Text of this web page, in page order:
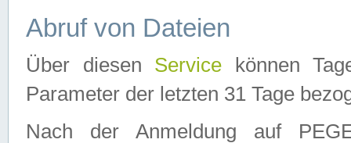
Abruf von Dateien
Über diesen Service können
Parameter der letzten 31 Tage
Nach der Anmeldung auf